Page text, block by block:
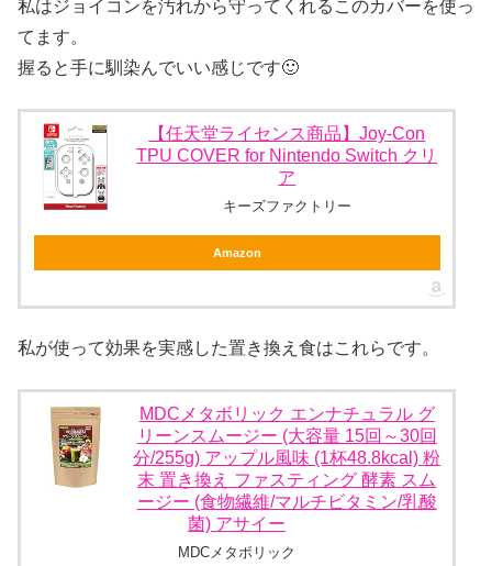
私はジョイコンを汚れから守ってくれるこのカバーを使っ
てます。
握ると手に馴染んでいい感じです🙂
【任天堂ライセンス商品】Joy-Con
TPU COVER for Nintendo Switch クリ
ア
キーズファクトリー
Amazon
私が使って効果を実感した置き換え食はこれらです。
MDCメタボリック エンナチュラル グ
リーンスムージー (大容量 15回～30回
分/255g) アップル風味 (1杯48.8kcal) 粉
末 置き換え ファスティング 酵素 スム
ージー (食物繊維/マルチビタミン/乳酸
菌) アサイー
MDCメタボリック